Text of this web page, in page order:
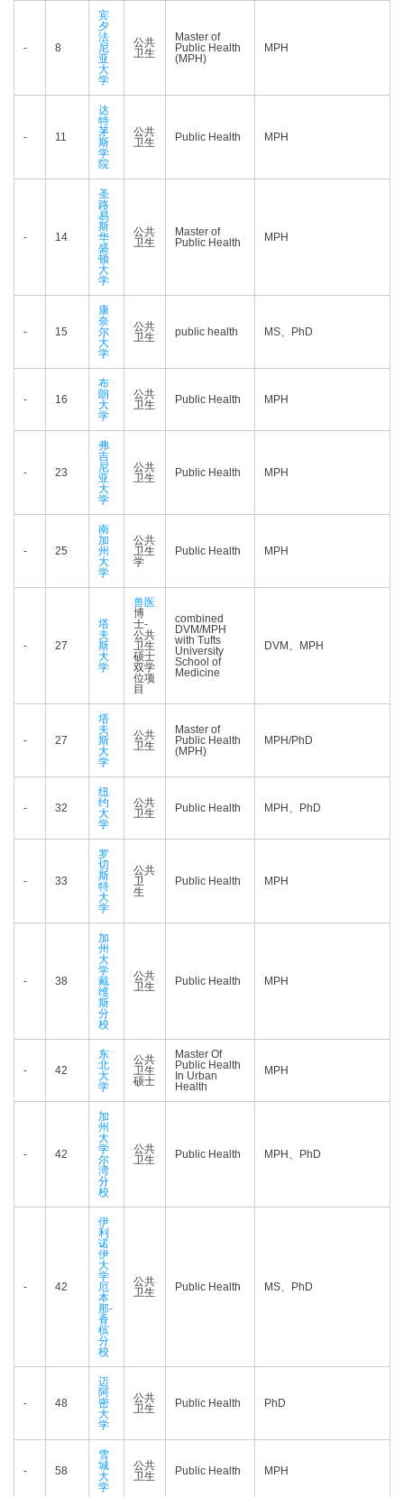
- 8
宾
夕
法
尼
亚
大
学
公共
卫生
Master of
Public Health
(MPH)
MPH
- 11
达
特
茅
斯
学
院
公共
卫生
Public Health MPH
- 14
圣
路
易
斯
华
盛
顿
大
学
公共
卫生
Master of
Public Health
MPH
- 15
康
奈
尔
大
学
公共
卫生
public health MS、PhD
- 16
布
朗
大
学
公共
卫生
Public Health MPH
- 23
弗
吉
尼
亚
大
学
公共
卫生
Public Health MPH
- 25
南
加
州
大
学
公共
卫生
学
Public Health MPH
- 27
塔
夫
斯
大
学
兽医
博
士-
公共
卫生
硕士
双学
位项
目
combined
DVM/MPH
with Tufts
University
School of
Medicine
DVM、MPH
- 27
塔
夫
斯
大
学
公共
卫生
Master of
Public Health
(MPH)
MPH/PhD
- 32
纽
约
大
学
公共
卫生
Public Health MPH、PhD
- 33
罗
切
斯
特
大
学
公共
卫
生
Public Health MPH
- 38
加
州
大
学
戴
维
斯
分
校
公共
卫生
Public Health MPH
- 42
东
北
大
学
公共
卫生
硕士
Master Of
Public Health
In Urban
Health
MPH
- 42
加
州
大
学
尔
湾
分
校
公共
卫生
Public Health MPH、PhD
- 42
伊
利
诺
伊
大
学
厄
本
那-
香
槟
分
校
公共
卫生
Public Health MS、PhD
- 48
迈
阿
密
大
学
公共
卫生
Public Health PhD
- 58
雪
城
大
学
公共
卫生
Public Health MPH